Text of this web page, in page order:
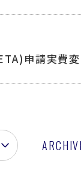
申請実費